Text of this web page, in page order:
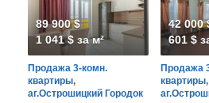
89 900 $
1 041 $ за м²
Продажа 3-комн.
квартиры,
аг.Острошицкий Городок
42 000
601 $
Продажа
квартиры,